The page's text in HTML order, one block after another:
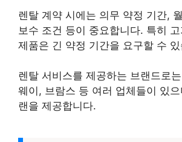
렌탈 계약 시에는 의무 약정 기간,
보수 조건 등이 중요합니다. 특히
제품은 긴 약정 기간을 요구할 수
렌탈 서비스를 제공하는 브랜드로
웨이, 브람스 등 여러 업체들이 있
랜을 제공합니다.